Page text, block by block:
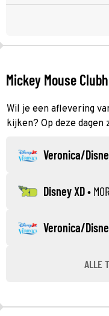
Mickey Mouse
Wil je een aflevering
kijken? Op deze
Veronica/
Disney XD•
Veronica/
ALLE